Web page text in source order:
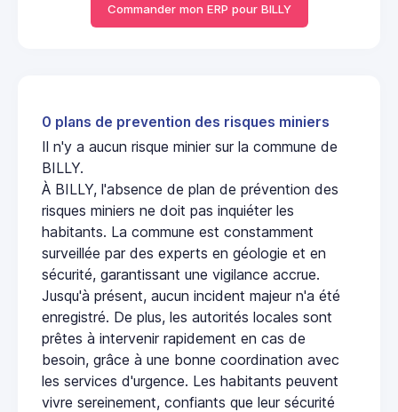
Commander mon ERP pour BILLY
0 plans de prevention des risques miniers
Il n'y a aucun risque minier sur la commune de
BILLY.
À BILLY, l'absence de plan de prévention des
risques miniers ne doit pas inquiéter les
habitants. La commune est constamment
surveillée par des experts en géologie et en
sécurité, garantissant une vigilance accrue.
Jusqu'à présent, aucun incident majeur n'a été
enregistré. De plus, les autorités locales sont
prêtes à intervenir rapidement en cas de
besoin, grâce à une bonne coordination avec
les services d'urgence. Les habitants peuvent
vivre sereinement, confiants que leur sécurité